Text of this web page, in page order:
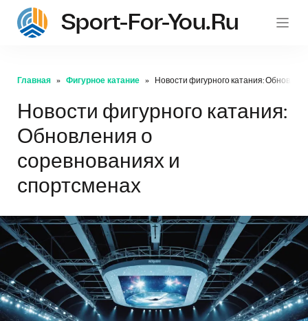
Sport-For-You.ru
Главная Фигурное катание Новости фигурного катания:
Новости фигурного катания:
Обновления о
соревнованиях и
спортсменах